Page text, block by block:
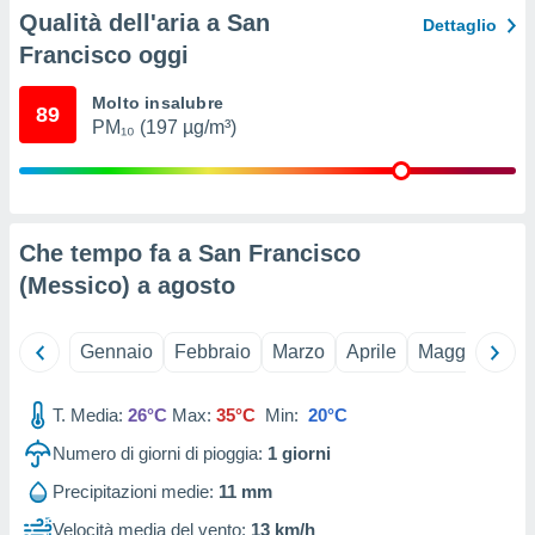
non
dei
noi e i
simili
Qualità dell'aria a San
Francisco oggi
Dettaglio
89 Molto insalubre
PM₁₀ (197 µg/m³)
Che tempo fa a San Francisco
(Messico) a agosto
Gennaio Febbraio Marzo Aprile Maggio
T. Media: 26°C Max: 35°C Min: 20°C
Numero di giorni di pioggia: 1 giorni
Precipitazioni medie: 11 mm
Velocità media del vento: 13 km/h